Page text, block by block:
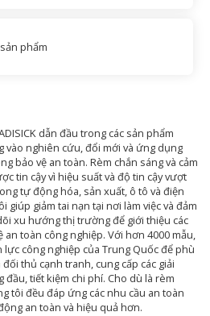
phẩm
dẫn đầu trong các sản phẩm
vào nghiên cứu, đổi mới và ứng dụng
bảo vệ an toàn. Rèm chắn sáng và cảm
tin cậy vì hiệu suất và độ tin cậy vượt
tự động hóa, sản xuất, ô tô và điện
giúp giảm tai nạn tại nơi làm việc và đảm
xu hướng thị trường để giới thiệu các
an toàn công nghiệp. Với hơn 4000 mẫu,
lực công nghiệp của Trung Quốc để phù
thủ cạnh tranh, cung cấp các giải
tiết kiệm chi phí. Cho dù là rèm
tôi đều đáp ứng các nhu cầu an toàn
an toàn và hiệu quả hơn.